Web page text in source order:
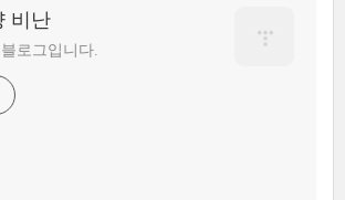
비난
로그입니다.